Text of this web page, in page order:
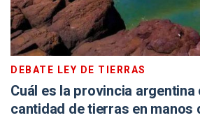
DEBATE LEY DE TIERRAS
Cuál es la provincia argentina
cantidad de tierras en manos